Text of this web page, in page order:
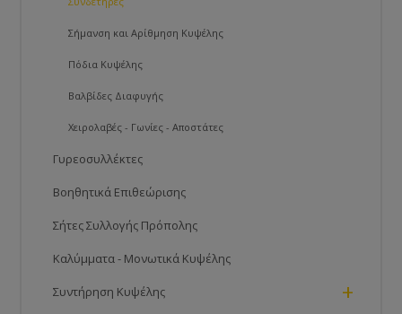
Σήμανση και Αρίθμηση Κυψέλης
Πόδια Κυψέλης
Βαλβίδες Διαφυγής
Χειρολαβές - Γωνίες - Αποστάτες
Γυρεοσυλλέκτες
Βοηθητικά Επιθεώρισης
Σήτες Συλλογής Πρόπολης
Καλύμματα - Μονωτικά Κυψέλης
Συντήρηση Κυψέλης +